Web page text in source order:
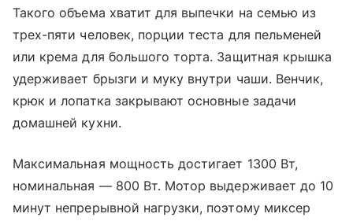
Такого объема хватит для выпечки на семью из
трех-пяти человек, порции теста для пельменей
или крема для большого торта. Защитная крышка
удерживает брызги и муку внутри чаши. Венчик,
крюк и лопатка закрывают основные задачи
домашней кухни.
Максимальная мощность достигает 1300 Вт,
номинальная — 800 Вт. Мотор выдерживает до 10
минут непрерывной нагрузки, поэтому миксер